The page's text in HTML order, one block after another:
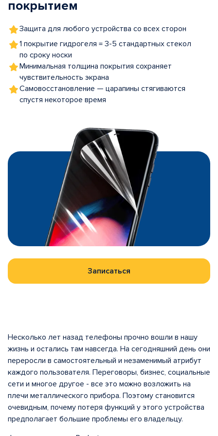
покрытием
Защита для любого устройства со всех сторон
1 покрытие гидрогеля = 3-5 стандартных стекол
по сроку носки
Минимальная толщина покрытия сохраняет
чувствительность экрана
Самовосстановление — царапины стягиваются
спустя некоторое время
Записаться
Несколько лет назад телефоны прочно вошли в нашу
жизнь и остались там навсегда. На сегодняшний день они
переросли в самостоятельный и незаменимый атрибут
каждого пользователя. Переговоры, бизнес, социальные
сети и многое другое - все это можно возложить на
плечи металлического прибора. Поэтому становится
очевидным, почему потеря функций у этого устройства
предполагает большие проблемы его владельцу.